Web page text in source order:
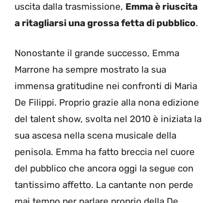
uscita dalla trasmissione, Emma è riuscita
a ritagliarsi una grossa fetta di pubblico.
Nonostante il grande successo, Emma
Marrone ha sempre mostrato la sua
immensa gratitudine nei confronti di Maria
De Filippi. Proprio grazie alla nona edizione
del talent show, svolta nel 2010 è iniziata la
sua ascesa nella scena musicale della
penisola. Emma ha fatto breccia nel cuore
del pubblico che ancora oggi la segue con
tantissimo affetto. La cantante non perde